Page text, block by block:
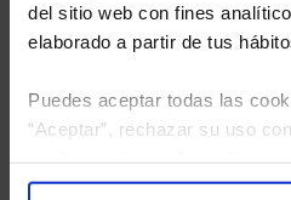
del sitio web con fines
elaborado a partir de tus
Puedes aceptar todas las
“Aceptar”, rechazar su uso
“Configuración”. Consulta